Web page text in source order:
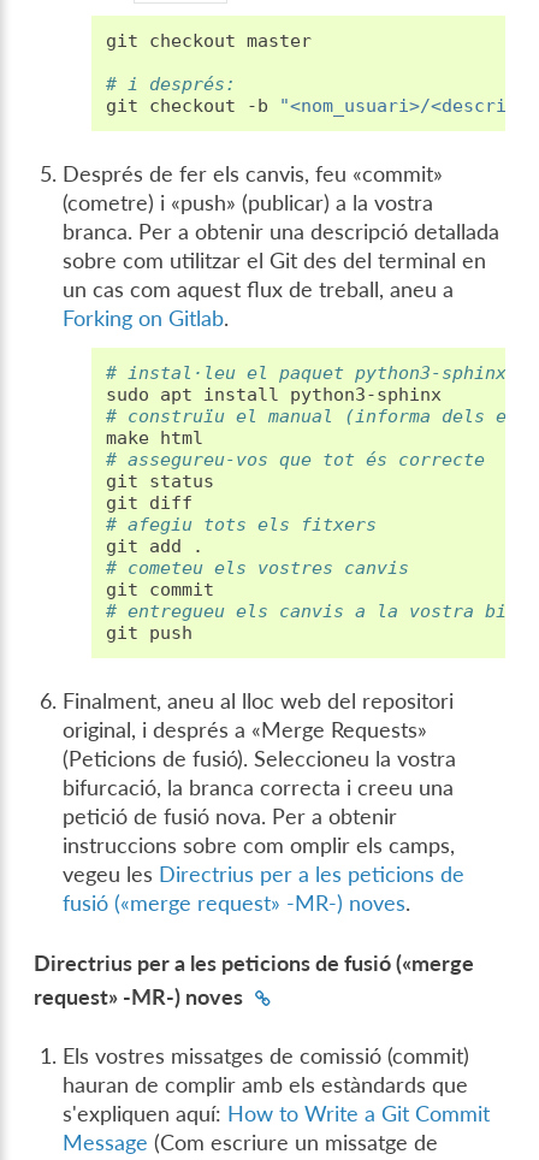
git checkout master
# i després:
git
checkout -b "<nom_usuari>/
Després de fer els canvis, feu «commit»
(cometre) i «push» (publicar) a la vostra
branca. Per a obtenir una descripció detallada
sobre com utilitzar el Git des del terminal en
un cas com aquest flux de treball, aneu a
Forking on Gitlab.
# instal·leu el paquet python3-sphinx
sudo
apt install
# construïu el manual (informa dels
make
# assegureu-vos que tot és correcte
git
status
git
# afegiu tots els fitxers
git
add
# cometeu els vostres canvis
git
# entregueu els canvis a la vostra
git
Finalment, aneu al lloc web del repositori
original, i després a «Merge Requests»
(Peticions de fusió). Seleccioneu la vostra
bifurcació, la branca correcta i creeu una
petició de fusió nova. Per a obtenir
instruccions sobre com omplir els camps,
vegeu les Directrius per a les peticions de
fusió («merge request» -MR-) noves.
Directrius per a les peticions de fusió («merge
request» -MR-) noves
Els vostres missatges de comissió (commit)
hauran de complir amb els estàndards que
s'expliquen aquí: How to Write a Git Commit
Message (Com escriure un missatge de